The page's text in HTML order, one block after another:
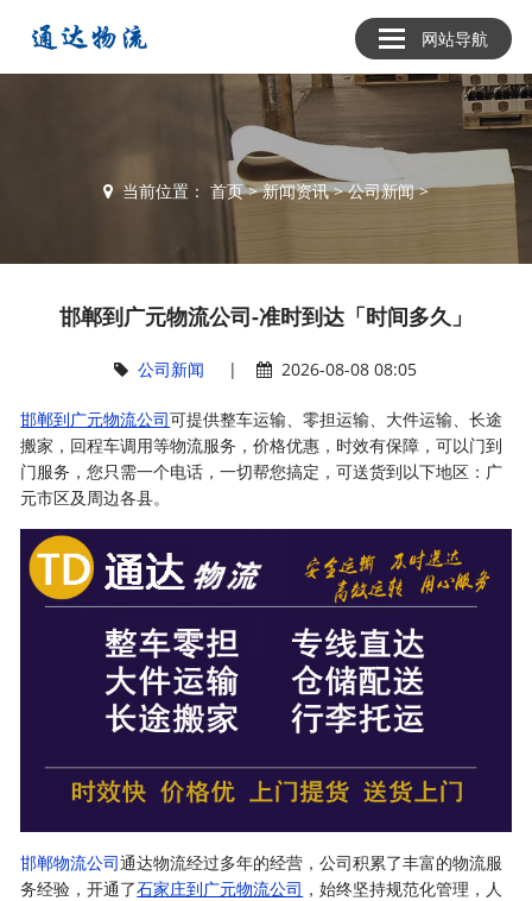
网站导航
当前位置： 首页>新闻资讯>公司新闻>
邯郸到广元物流公司-准时到达「时间多久」
公司新闻 | 2026-08-08 08:05
邯郸到广元物流公司可提供整车运输、零担运输、大件运输、长途
搬家，回程车调用等物流服务，价格优惠，时效有保障，可以门到
门服务，您只需一个电话，一切帮您搞定，可送货到以下地区：广
元市区及周边各县。
邯郸物流公司通达物流经过多年的经营，公司积累了丰富的物流服
务经验，开通了石家庄到广元物流公司 ，始终坚持规范化管理，人